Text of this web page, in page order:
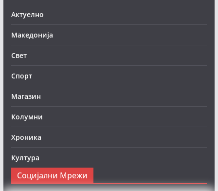
Актуелно
Македонија
Свет
Спорт
Магазин
Колумни
Хроника
Култура
Социјални Мрежи